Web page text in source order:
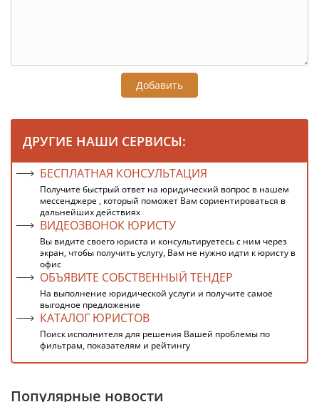
Добавить
ДРУГИЕ НАШИ СЕРВИСЫ:
БЕСПЛАТНАЯ КОНСУЛЬТАЦИЯ
Получите быстрый ответ на юридический вопрос в нашем
мессенджере , который поможет Вам сориентироваться в
дальнейших действиях
ВИДЕОЗВОНОК ЮРИСТУ
Вы видите своего юриста и консультируетесь с ним через
экран, чтобы получить услугу, Вам не нужно идти к юристу в
офис
ОБЪЯВИТЕ СОБСТВЕННЫЙ ТЕНДЕР
На выполнение юридической услуги и получите самое
выгодное предложение
КАТАЛОГ ЮРИСТОВ
Поиск исполнителя для решения Вашей проблемы по
фильтрам, показателям и рейтингу
Популярные новости